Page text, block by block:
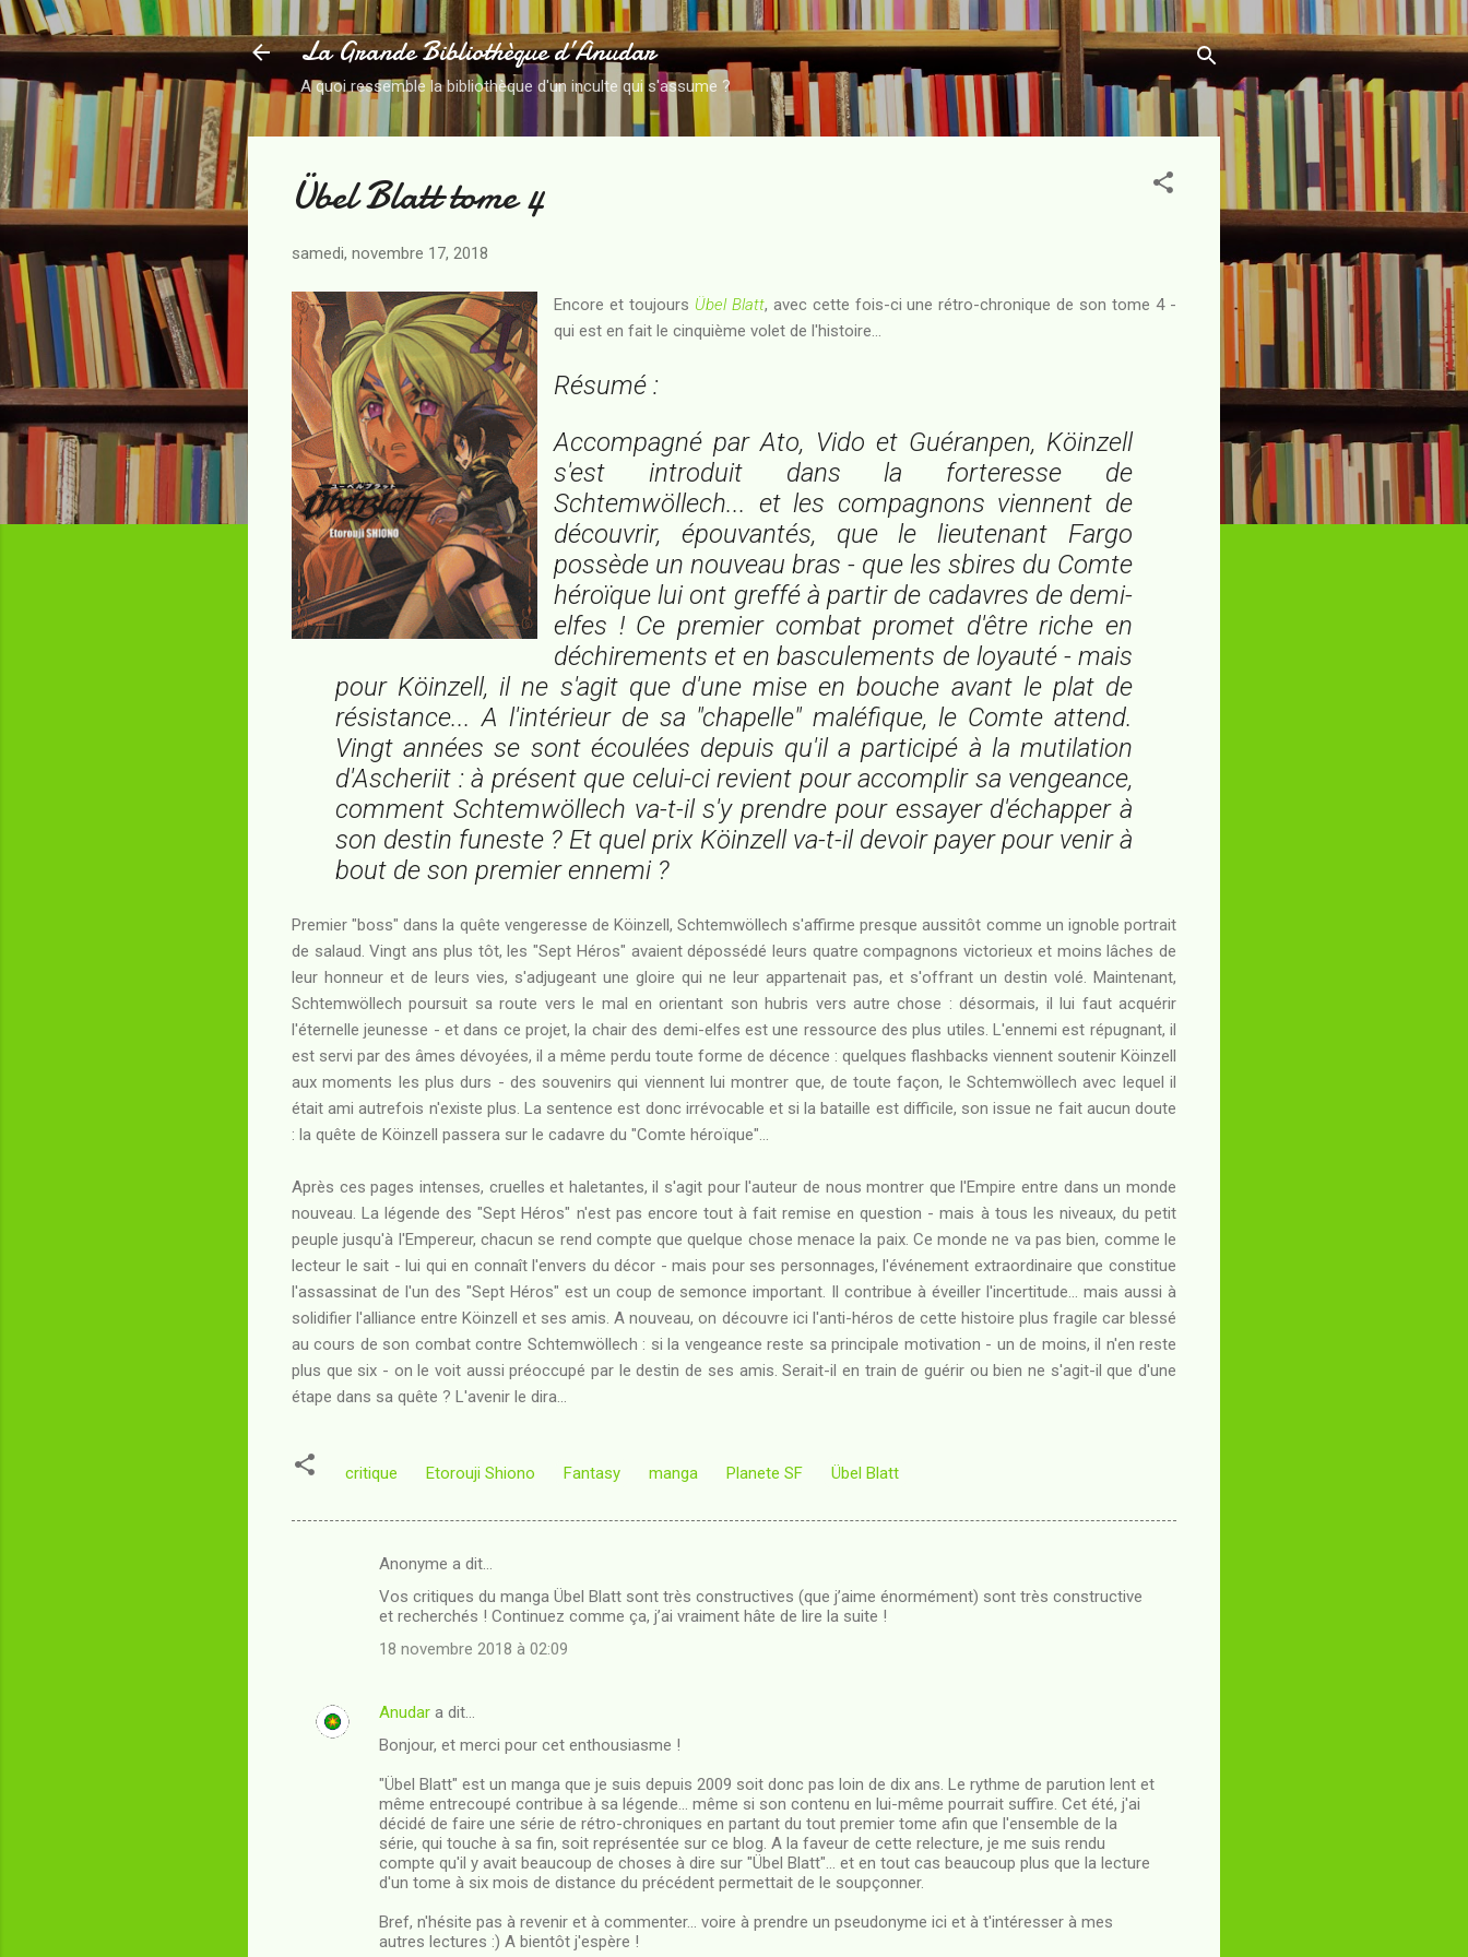
Accéder au contenu principal
La Grande Bibliothèque d’Anudar
A quoi ressemble la bibliothèque d'un inculte qui s'assume ?
Übel Blatt tome 4
samedi, novembre 17, 2018
Encore et toujours Übel Blatt, avec cette fois-ci une rétro-chronique de son tome 4 -
qui est en fait le cinquième volet de l'histoire...
Résumé :
Accompagné par Ato, Vido et Guéranpen, Köinzell
s'est introduit dans la forteresse de
Schtemwöllech... et les compagnons viennent de
découvrir, épouvantés, que le lieutenant Fargo
possède un nouveau bras - que les sbires du Comte
héroïque lui ont greffé à partir de cadavres de demi-
elfes ! Ce premier combat promet d'être riche en
déchirements et en basculements de loyauté - mais
pour Köinzell, il ne s'agit que d'une mise en bouche avant le plat de
résistance... A l'intérieur de sa "chapelle" maléfique, le Comte attend.
Vingt années se sont écoulées depuis qu'il a participé à la mutilation
d'Ascheriit : à présent que celui-ci revient pour accomplir sa vengeance,
comment Schtemwöllech va-t-il s'y prendre pour essayer d'échapper à
son destin funeste ? Et quel prix Köinzell va-t-il devoir payer pour venir à
bout de son premier ennemi ?
Premier "boss" dans la quête vengeresse de Köinzell, Schtemwöllech s'affirme presque aussitôt comme un ignoble portrait
de salaud. Vingt ans plus tôt, les "Sept Héros" avaient dépossédé leurs quatre compagnons victorieux et moins lâches de
leur honneur et de leurs vies, s'adjugeant une gloire qui ne leur appartenait pas, et s'offrant un destin volé. Maintenant,
Schtemwöllech poursuit sa route vers le mal en orientant son hubris vers autre chose : désormais, il lui faut acquérir
l'éternelle jeunesse - et dans ce projet, la chair des demi-elfes est une ressource des plus utiles. L'ennemi est répugnant, il
est servi par des âmes dévoyées, il a même perdu toute forme de décence : quelques flashbacks viennent soutenir Köinzell
aux moments les plus durs - des souvenirs qui viennent lui montrer que, de toute façon, le Schtemwöllech avec lequel il
était ami autrefois n'existe plus. La sentence est donc irrévocable et si la bataille est difficile, son issue ne fait aucun doute
: la quête de Köinzell passera sur le cadavre du "Comte héroïque"...
Après ces pages intenses, cruelles et haletantes, il s'agit pour l'auteur de nous montrer que l'Empire entre dans un monde
nouveau. La légende des "Sept Héros" n'est pas encore tout à fait remise en question - mais à tous les niveaux, du petit
peuple jusqu'à l'Empereur, chacun se rend compte que quelque chose menace la paix. Ce monde ne va pas bien, comme le
lecteur le sait - lui qui en connaît l'envers du décor - mais pour ses personnages, l'événement extraordinaire que constitue
l'assassinat de l'un des "Sept Héros" est un coup de semonce important. Il contribue à éveiller l'incertitude... mais aussi à
solidifier l'alliance entre Köinzell et ses amis. A nouveau, on découvre ici l'anti-héros de cette histoire plus fragile car blessé
au cours de son combat contre Schtemwöllech : si la vengeance reste sa principale motivation - un de moins, il n'en reste
plus que six - on le voit aussi préoccupé par le destin de ses amis. Serait-il en train de guérir ou bien ne s'agit-il que d'une
étape dans sa quête ? L'avenir le dira...
critique Etorouji Shiono Fantasy manga Planete SF Übel Blatt
n
Anonyme a dit…
Vos critiques du manga Übel Blatt sont très constructives (que j’aime énormément) sont très constructive
et recherchés ! Continuez comme ça, j’ai vraiment hâte de lire la suite !
18 novembre 2018 à 02:09
Anudar a dit…
Bonjour, et merci pour cet enthousiasme !
"Übel Blatt" est un manga que je suis depuis 2009 soit donc pas loin de dix ans. Le rythme de parution lent et
même entrecoupé contribue à sa légende... même si son contenu en lui-même pourrait suffire. Cet été, j'ai
décidé de faire une série de rétro-chroniques en partant du tout premier tome afin que l'ensemble de la
série, qui touche à sa fin, soit représentée sur ce blog. A la faveur de cette relecture, je me suis rendu
compte qu'il y avait beaucoup de choses à dire sur "Übel Blatt"... et en tout cas beaucoup plus que la lecture
d'un tome à six mois de distance du précédent permettait de le soupçonner.
Bref, n'hésite pas à revenir et à commenter... voire à prendre un pseudonyme ici et à t'intéresser à mes
autres lectures :) A bientôt j'espère !